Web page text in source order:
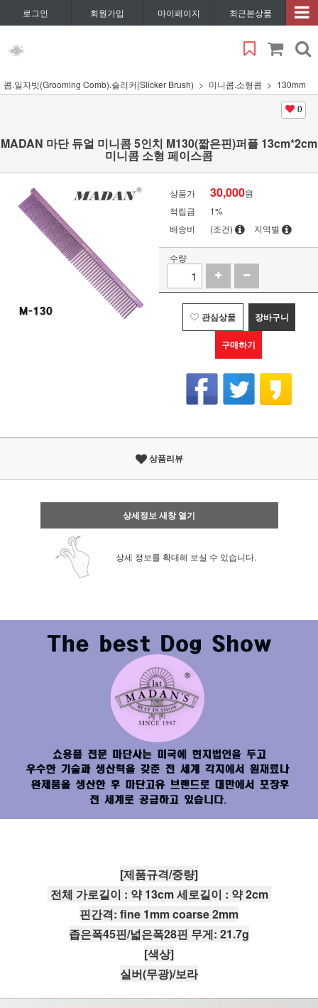
로그인 회원가입 마이페이지 최근본상품
콤.일자빗(Grooming Comb).슬리커(Slicker Brush) 미니콤.소형콤 130mm
0
MADAN 마단 듀얼 미니콤 5인치 M130(짧은핀)퍼플 13cm*2cm
미니콤 소형 페이스콤
상품가 30,000원
적립금
1%
배송비
(조건) 지역별
수량
관심상품 장바구니
구매하기
상품리뷰
상세정보 새창 열기
상세 정보를 확대해 보실 수 있습니다.
[제품규격/중량]
전체 가로길이 : 약 13cm 세로길이 : 약 2cm
핀간격: fine 1mm coarse 2mm
좁은폭45핀/넓은폭28핀 무게: 21.7g
[색상]
실버(무광)/보라